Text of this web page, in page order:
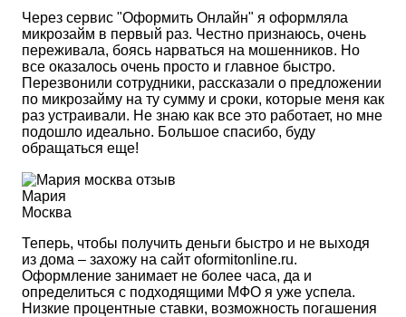
Через сервис "Оформить Онлайн" я оформляла
микрозайм в первый раз. Честно признаюсь, очень
переживала, боясь нарваться на мошенников. Но
все оказалось очень просто и главное быстро.
Перезвонили сотрудники, рассказали о предложении
по микрозайму на ту сумму и сроки, которые меня как
раз устраивали. Не знаю как все это работает, но мне
подошло идеально. Большое спасибо, буду
обращаться еще!
Мария
Москва
Теперь, чтобы получить деньги быстро и не выходя
из дома – захожу на сайт oformitonline.ru.
Оформление занимает не более часа, да и
определиться с подходящими МФО я уже успела.
Низкие процентные ставки, возможность погашения